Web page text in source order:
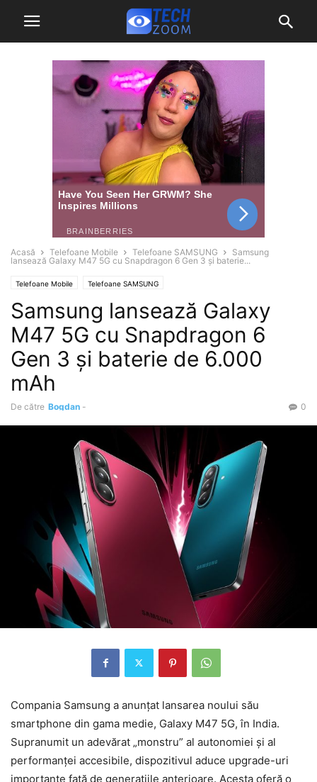
Acasă Telefoane Mobile Telefoane SAMSUNG
Samsung
lansează Galaxy M47 5G cu Snapdragon 6 Gen 3 și baterie...
Telefoane Mobile Telefoane SAMSUNG
Samsung lansează Galaxy
M47 5G cu Snapdragon 6
Gen 3 și baterie de 6.000
mAh
De către Bogdan - 0
Compania Samsung a anunțat lansarea noului său
smartphone din gama medie, Galaxy M47 5G, în India.
Supranumit un adevărat „monstru” al autonomiei și al
performanței accesibile, dispozitivul aduce upgrade-uri
importante față de generațiile anterioare. Acesta oferă o